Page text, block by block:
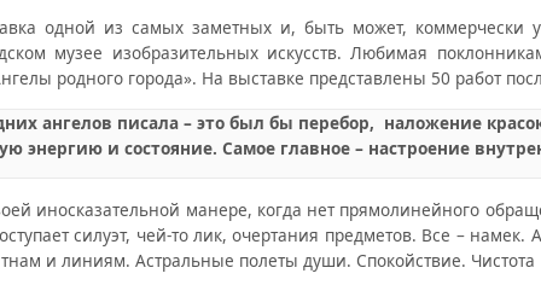
одной из самых заметных и, быть может, коммерчески
музее изобразительных искусств. Любимая
родного города». На выставке представлены 50 работ
ангелов писала – это был бы перебор, наложение
энергию и состояние. Самое главное – настроение
иносказательной манере, когда нет прямолинейного
силуэт, чей-то лик, очертания предметов. Все – намек.
и линиям. Астральные полеты души. Спокойствие. Чистота